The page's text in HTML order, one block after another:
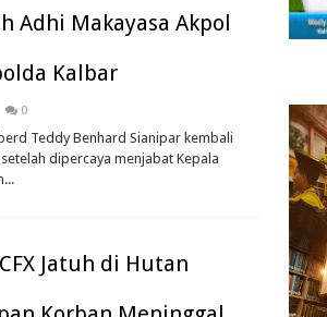
Adhi Makayasa Akpol
Kalbar
0
Teddy Benhard Sianipar kembali
dipercaya menjabat Kepala
Jatuh di Hutan